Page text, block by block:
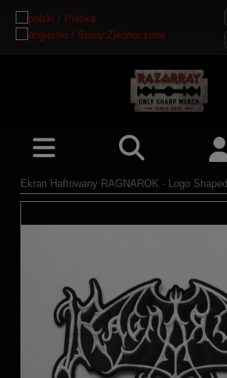
Ekran Haftowany RAGNAROK - Logo Shaped